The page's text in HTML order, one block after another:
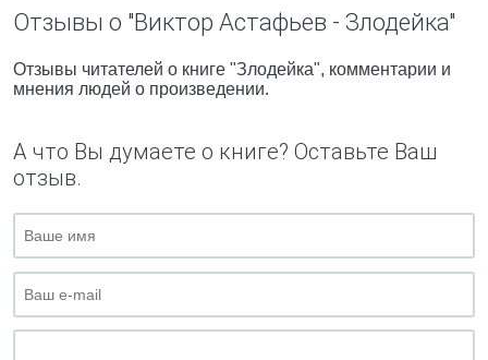
Отзывы о "Виктор Астафьев - Злодейка"
Отзывы читателей о книге "Злодейка", комментарии и
мнения людей о произведении.
А что Вы думаете о книге? Оставьте Ваш
отзыв.